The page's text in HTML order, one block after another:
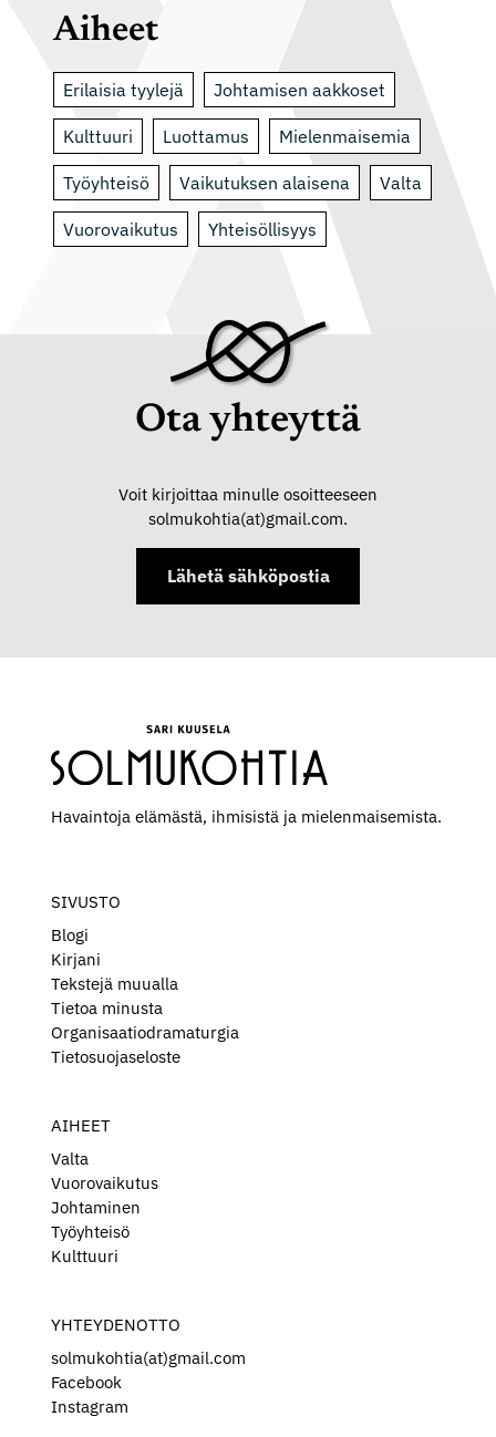
Aiheet
Erilaisia tyylejä Johtamisen aakkoset
Kulttuuri Luottamus Mielenmaisemia
Työyhteisö Vaikutuksen alaisena Valta
Vuorovaikutus Yhteisöllisyys
Ota yhteyttä
Voit kirjoittaa minulle osoitteeseen
solmukohtia(at)gmail.com.
Lähetä sähköpostia
Havaintoja elämästä, ihmisistä ja mielen­maisemista.
SIVUSTO
Blogi
Kirjani
Tekstejä muualla
Tietoa minusta
Organisaatiodramaturgia
Tietosuojaseloste
AIHEET
Valta
Vuorovaikutus
Johtaminen
Työyhteisö
Kulttuuri
YHTEYDENOTTO
solmukohtia(at)gmail.com
Facebook
Instagram